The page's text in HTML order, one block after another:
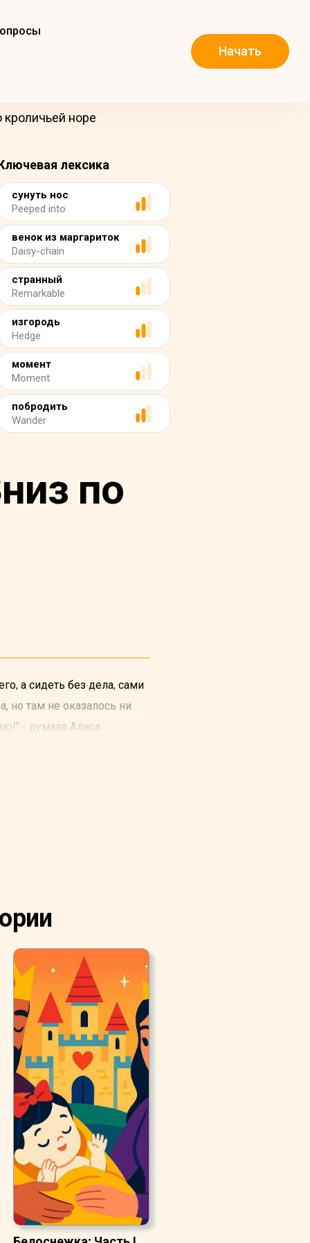
Начать
кроличьей норе
лексика
сунуть нос
Peeped into
венок из маргариток
Daisy-chain
странный
Remarkable
изгородь
Hedge
момент
Moment
побродить
Wander
по
а сидеть без дела, сами
но там не оказалось ни
- думала Алиса.